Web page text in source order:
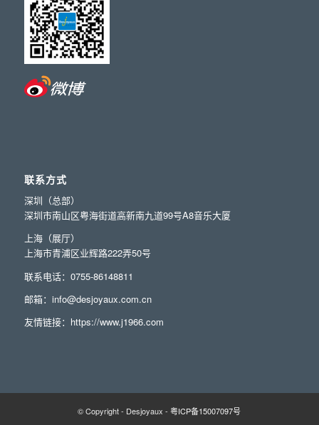
联系方式
深圳（总部）
深圳市南山区粤海街道高新南九道99号A8音乐大厦
上海（展厅）
上海市青浦区业辉路222弄50号
联系电话：0755-86148811
邮箱：info@desjoyaux.com.cn
友情链接： https://www.j1966.com
© Copyright - Desjoyaux -粤ICP备15007097号